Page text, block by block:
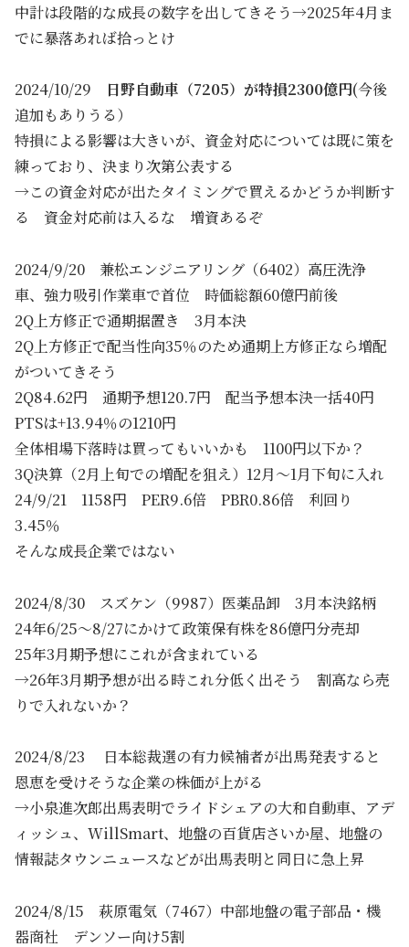
中計は段階的な成長の数字を出してきそう→2025年4月ま
でに暴落あれば拾っとけ
2024/10/29 日野自動車（7205）が特損2300億円(今後
追加もありうる）
特損による影響は大きいが、資金対応については既に策を
練っており、決まり次第公表する
→この資金対応が出たタイミングで買えるかどうか判断す
る 資金対応前は入るな 増資あるぞ
2024/9/20 兼松エンジニアリング（6402）高圧洗浄
車、強力吸引作業車で首位 時価総額60億円前後
2Q上方修正で通期据置き 3月本決
2Q上方修正で配当性向35％のため通期上方修正なら増配
がついてきそう
2Q84.62円 通期予想120.7円 配当予想本決一括40円
PTSは+13.94％の1210円
全体相場下落時は買ってもいいかも 1100円以下か？
3Q決算（2月上旬での増配を狙え）12月～1月下旬に入れ
24/9/21 1158円 PER9.6倍 PBR0.86倍 利回り
3.45％
そんな成長企業ではない
2024/8/30 スズケン（9987）医薬品卸 3月本決銘柄
24年6/25～8/27にかけて政策保有株を86億円分売却
25年3月期予想にこれが含まれている
→26年3月期予想が出る時これ分低く出そう 割高なら売
りで入れないか？
2024/8/23 日本総裁選の有力候補者が出馬発表すると
恩恵を受けそうな企業の株価が上がる
→小泉進次郎出馬表明でライドシェアの大和自動車、アデ
ィッシュ、WillSmart、地盤の百貨店さいか屋、地盤の
情報誌タウンニュースなどが出馬表明と同日に急上昇
2024/8/15 萩原電気（7467）中部地盤の電子部品・機
器商社 デンソー向け5割